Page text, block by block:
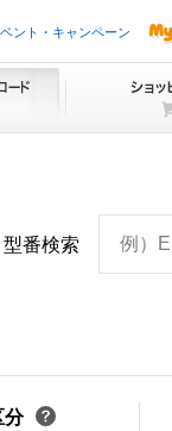
ント・キャンペーン
型番検索 例）
分